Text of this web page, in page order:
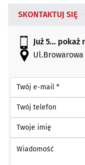
SKONTAKTUJ SIĘ
Już 5... pokaż
Ul.Browarowa
Twój e-mail *
Twój telefon
Twoje imię